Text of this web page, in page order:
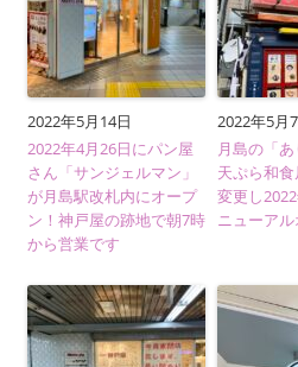
2022年5月14日
2022年4月26日にパン屋
さん「サンジェルマン」
が月島駅改札内にオープ
ン！神戸屋の跡地で朝7時
から営業です
2022年5月
月島の「
天ぷら和
変更し
ニューア